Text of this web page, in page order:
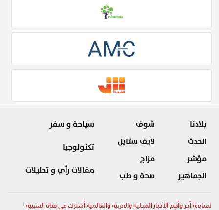
بلادنا
الحدث
مؤشر
الجماهير
شوف
لايف ستايل
مزاج
صحة و طب
سياحة و سفر
تكنولوجيا
مقالات رأي و تحليلات
لمتابعة آخر وأهم الأخبار المحلية والعربية والعالمية أشترك في قناة الشبيبة